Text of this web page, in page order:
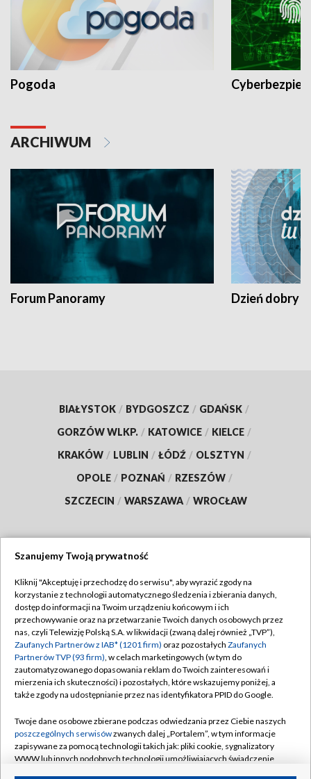
Pogoda
ARCHIWUM
Forum Panoramy Dzień dobry
BIAŁYSTOK / BYDGOSZCZ / GDAŃSK /
GORZÓW WLKP. / KATOWICE / KIELCE /
KRAKÓW / LUBLIN / ŁÓDŹ / OLSZTYN /
OPOLE / POZNAŃ / RZESZÓW /
SZCZECIN / WARSZAWA / WROCŁAW
TVP
Abonament TVP
Emisja w TVP
Centrum informacji TVP
Naziemna Telewizja Cyfrowa
Rada Programowa
System NOS
Informacje o nadawcy
Regulamin TVP
Polityka prywatności
Moje zgody
Pomoc
Kontakt
Szanujemy Twoją prywatność
Kliknij "Akceptuję i przechodzę do serwisu", aby wyrazić zgody na
korzystanie z technologii automatycznego śledzenia i zbierania danych,
dostęp do informacji na Twoim urządzeniu końcowym i ich
przechowywanie oraz na przetwarzanie Twoich danych osobowych przez
nas, czyli Telewizję Polską S.A. w likwidacji (zwaną dalej również „TVP”),
Zaufanych Partnerów z IAB* (1201 firm) oraz pozostałych Zaufanych
Partnerów TVP (93 firm), w celach marketingowych (w tym do
zautomatyzowanego dopasowania reklam do Twoich zainteresowań i
mierzenia ich skuteczności) i pozostałych, które wskazujemy poniżej, a
także zgody na udostępnianie przez nas identyfikatora PPID do Google.
Twoje dane osobowe zbierane podczas odwiedzania przez Ciebie naszych
poszczególnych serwisówzwanych dalej „Portalem”, w tym informacje
zapisywane za pomocą technologii takich jak: pliki cookie, sygnalizatory
WWW lub innych podobnych technologii umożliwiających świadczenie